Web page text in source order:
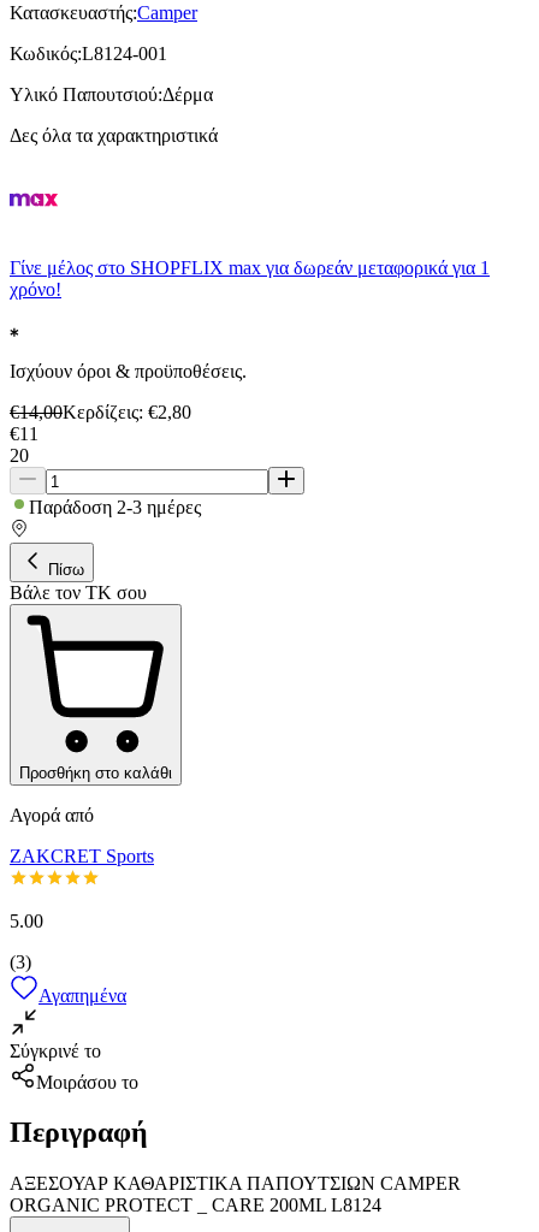
Κατασκευαστής:Camper
Κωδικός:L8124-001
Υλικό Παπουτσιού:Δέρμα
Δες όλα τα χαρακτηριστικά
Γίνε μέλος στο SHOPFLIX max για δωρεάν μεταφορικά για 1
χρόνο!
Ισχύουν όροι & προϋποθέσεις.
€14,00Κερδίζεις: €2,80
€11
20
Παράδοση 2-3 ημέρες
Πίσω
Βάλε τον ΤΚ σου
Προσθήκη στο καλάθι
Αγορά από
ZAKCRET Sports
5.00
(3)
Αγαπημένα
Σύγκρινέ το
Μοιράσου το
Περιγραφή
ΑΞΕΣΟΥΑΡ ΚΑΘΑΡΙΣΤΙΚΑ ΠΑΠΟΥΤΣΙΩΝ CAMPER
ORGANIC PROTECT _ CARE 200ML L8124